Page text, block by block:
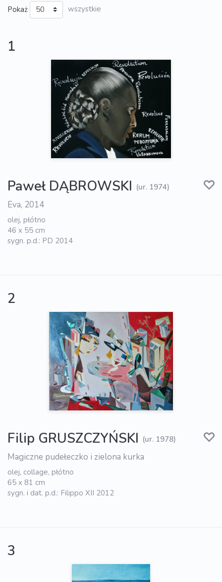
Pokaż wszystkie
1
Paweł DĄBROWSKI (ur. 1974)
Eva, 2014
olej, płótno
46 x 55 cm
sygn. p.d.: PD 2014
2
Filip GRUSZCZYŃSKI (ur. 1978)
Magiczne pudełeczko i zielona kurka
olej, collage, płótno
65 x 81 cm
sygn. i dat. p.d.: Filippo XII 2012
3